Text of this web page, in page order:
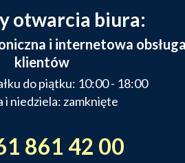
otwarcia biura:
i internetowa
klientów
do piątku: 10:00 - 18:00
i niedziela: zamknięte
861 42 00